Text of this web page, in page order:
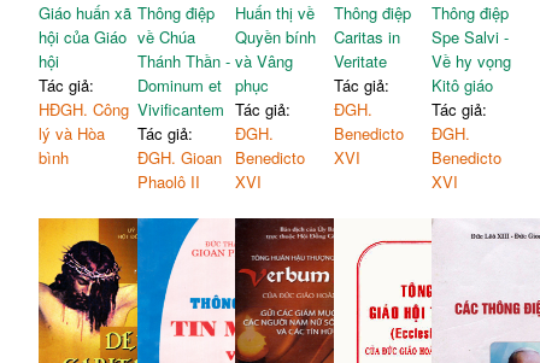
Giáo huấn xã
hội của Giáo
hội
Tác giả:
HĐGH. Công
lý và Hòa
bình
Thông điệp
về Chúa
Thánh Thần -
Dominum et
Vivificantem
Tác giả:
ĐGH. Gioan
Phaolô II
Huấn thị về
Quyền bính
và Vâng
phục
Tác giả:
ĐGH.
Benedicto
XVI
Thông điệp
Caritas in
Veritate
Tác giả:
ĐGH.
Benedicto
XVI
Thông điệp
Spe Salvi -
Về hy vọng
Kitô giáo
Tác giả:
ĐGH.
Benedicto
XVI